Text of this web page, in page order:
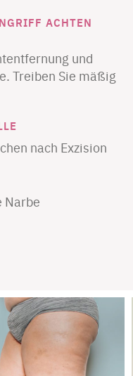
ACHTEN
und
Treiben Sie mäßig
nach Exzision
Narbe